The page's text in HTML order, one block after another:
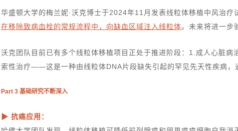
华盛顿大学的梅兰妮·沃克博士于2024年11月发表线粒体移植中风治
在移除致病血栓的常规流程中，向缺血区域注入线粒体。未来将进一步
沃克团队目前已有多个线粒体移植项目正处于推进阶段：1.成人心脏
索性治疗——这是一种由线粒体DNA片段缺失引起的罕见先天性疾病，
Part 3 基础研究不断深入
▶ 抗癌应用：